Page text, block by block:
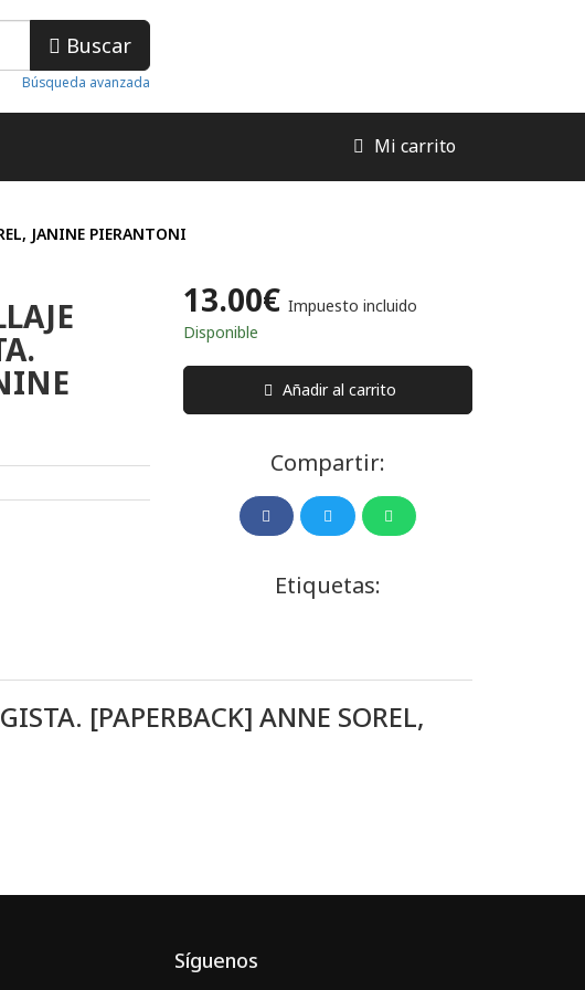
Buscar
Búsqueda avanzada
Mi carrito
JANINE PIERANTONI
13.00€ Impuesto incluido
Disponible
Añadir al carrito
Compartir:
Etiquetas:
[PAPERBACK] ANNE SOREL,
Síguenos